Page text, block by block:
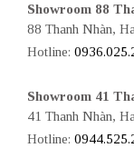
Showroom 88
88 Thanh Nhàn,
Hotline:
Showroom 41
41 Thanh Nhàn,
Hotline: